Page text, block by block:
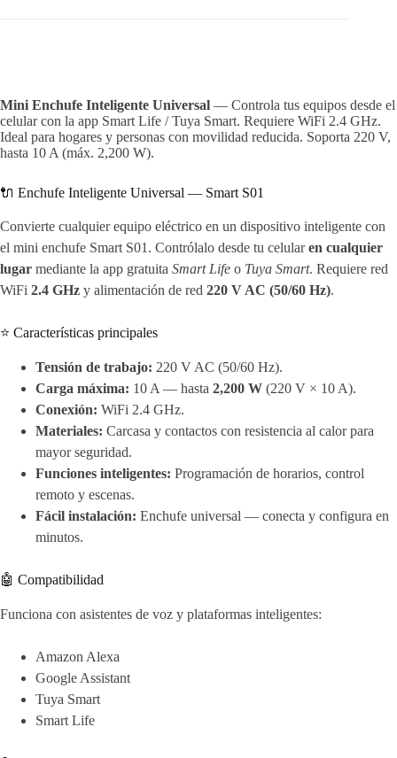
Mini Enchufe Inteligente Universal — Controla tus equipos desde el
celular con la app Smart Life / Tuya Smart. Requiere WiFi 2.4 GHz.
Ideal para hogares y personas con movilidad reducida. Soporta 220 V,
hasta 10 A (máx. 2,200 W).
🔌 Enchufe Inteligente Universal — Smart S01
Convierte cualquier equipo eléctrico en un dispositivo inteligente con
el mini enchufe Smart S01. Contrólalo desde tu celularen cualquier
lugar mediante la app gratuita Smart Life o Tuya Smart. Requiere red
WiFi 2.4 GHz y alimentación de red 220 V AC (50/60 Hz).
⭐ Características principales
Tensión de trabajo: 220 V AC (50/60 Hz).
Carga máxima: 10 A — hasta 2,200 W (220 V × 10 A).
Conexión: WiFi 2.4 GHz.
Materiales: Carcasa y contactos con resistencia al calor para
mayor seguridad.
Funciones inteligentes: Programación de horarios, control
remoto y escenas.
Fácil instalación: Enchufe universal — conecta y configura en
minutos.
🤖 Compatibilidad
Funciona con asistentes de voz y plataformas inteligentes:
Amazon Alexa
Google Assistant
Tuya Smart
Smart Life